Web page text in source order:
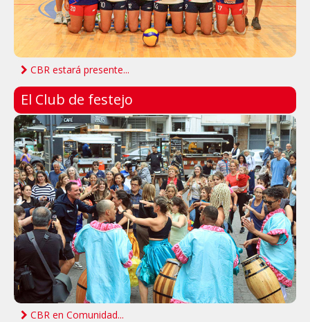
CBR estará presente...
El Club de festejo
CBR en Comunidad...